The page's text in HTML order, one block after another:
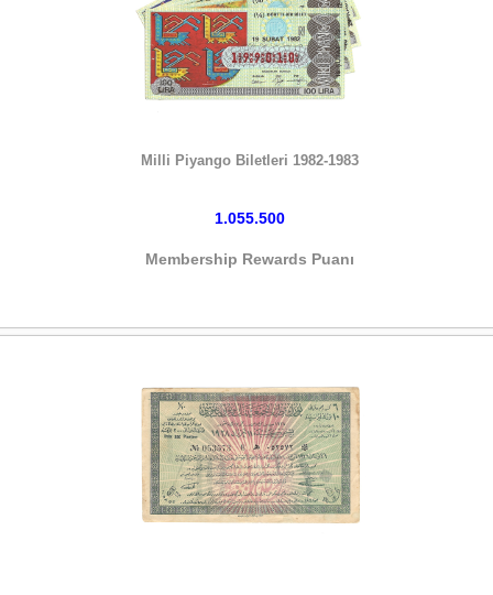
Milli Piyango Biletleri 1982-1983
1.055.500
Membership Rewards Puanı